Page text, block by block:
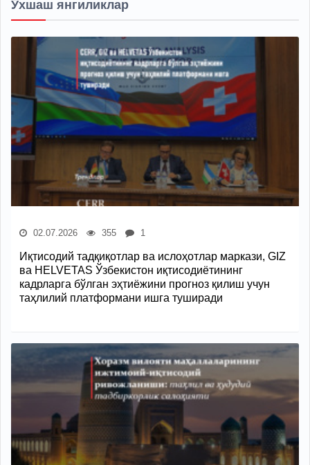
Ўхшаш янгиликлар
02.07.2026 355 1
Иқтисодий тадқиқотлар ва ислоҳотлар маркази, GIZ
ва HELVETAS Ўзбекистон иқтисодиётининг
кадрларга бўлган эҳтиёжини прогноз қилиш учун
таҳлилий платформани ишга туширади